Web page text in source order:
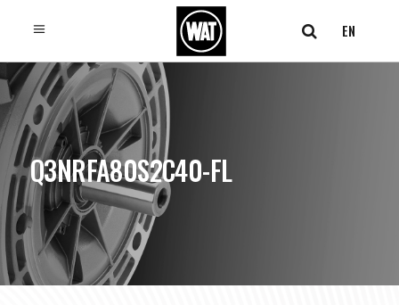
EN
Q3NRFA80S2C40-FL